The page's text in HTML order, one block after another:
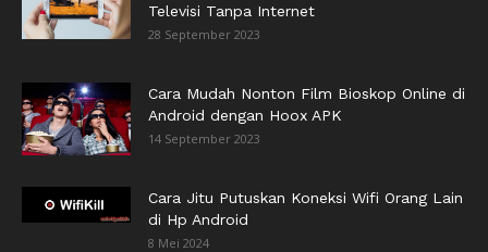
Televisi Tanpa Internet
28 September 2023
Cara Mudah Nonton Film Bioskop Online di
Android dengan Hoox APK
14 September 2023
Cara Jitu Putuskan Koneksi Wifi Orang Lain
di Hp Android
8 Mei 2024